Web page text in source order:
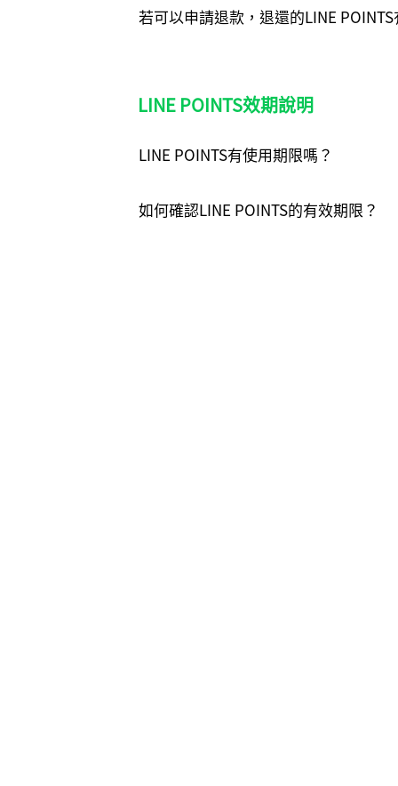
若可以申請退款，退還的LINE
LINE POINTS效期說明
LINE POINTS有使用期限嗎？
如何確認LINE POINTS的有效期限？